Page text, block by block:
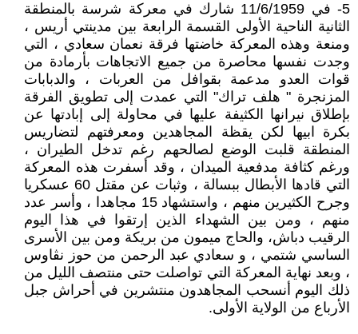
5- في 11/6/1959 شارك في معركة شرسة بالمنطقة
الثانية الناحية الأولى القسمة الرابعة بين مدينتي أريس ،
ومنعة وهذه المعركة خاضتها فرقة نعمان سعادي ، التي
وجدت نفسها محاصرة من جميع الاتجاهات بأرمادة من
قوات العدو مدعمة بقوافل من العربات ، والدبابات
المزنجرة " هلف تراك" التي عمدت إلى تطويق الفرقة
بإطلاق نيرانها الكثيفة عليها في محاولة إلى إبادتها عن
بكرة ابيها لكن يقظة المجاهدين ومعرفتهم لتضاريس
المنطقة قلبت الوضع لصالحهم رغم تدخل الطيران ،
ورغم كثافة مدفعية الميدان ، وقد أسفرت هذه المعركة
التي قادها الأبطال ببسالة ، وثبات عن مقتل 60 عسكريا
وجرح الكثيرين منهم ، واستشهاد 15 مجاهدا ، وأسر عدد
منهم ، ومن بين الشهداء الذين إرتقوا في هذا اليوم
الرقيب دباش، والحاج ميمون من بريكة ومن بين الأسرى
الساسي شتمي ، و سعادي عبد الرحمن من حوز نڨاوس
، وبعد نهاية المعركة التي تواصلت حتى منتصف الليل من
ذلك اليوم أنسحب المجاهدون منتشرين في أحراش جبل
الأرباع من الولاية الأولى.